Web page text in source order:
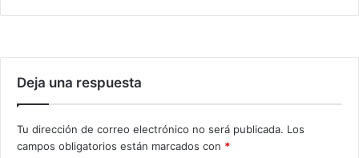
Deja una respuesta
Tu dirección de correo electrónico no será publicada. Los
campos obligatorios están marcados con *